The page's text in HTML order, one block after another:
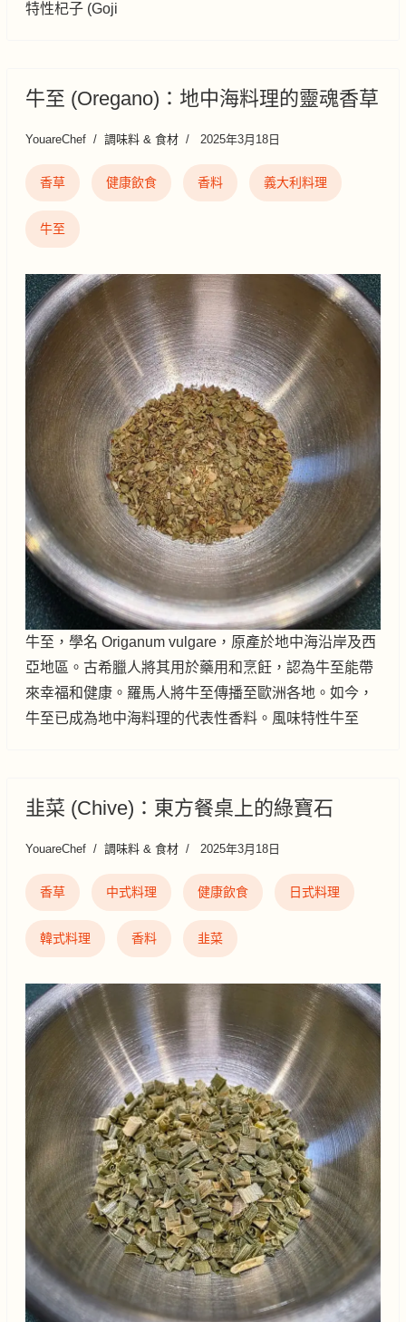
特性杞子 (Goji
牛至 (Oregano)：地中海料理的靈魂香草
YouareChef 調味料 & 食材 2025年3月18日
香草 健康飲食 香料 義大利料理
牛至
牛至，學名 Origanum vulgare，原產於地中海沿岸及西
亞地區。古希臘人將其用於藥用和烹飪，認為牛至能帶
來幸福和健康。羅馬人將牛至傳播至歐洲各地。如今，
牛至已成為地中海料理的代表性香料。風味特性牛至
韭菜 (Chive)：東方餐桌上的綠寶石
YouareChef 調味料 & 食材 2025年3月18日
香草 中式料理 健康飲食 日式料理
韓式料理 香料 韭菜